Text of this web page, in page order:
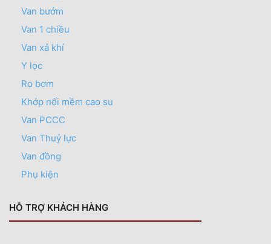
Van bướm
Van 1 chiều
Van xả khí
Y lọc
Rọ bơm
Khớp nối mềm cao su
Van PCCC
Van Thuỷ lực
Van đồng
Phụ kiện
HỖ TRỢ KHÁCH HÀNG